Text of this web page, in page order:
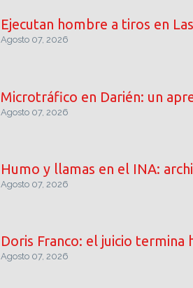
Ejecutan hombre a tiros en
Agosto 07, 2026
Microtráfico en Darién: un
Agosto 07, 2026
Humo y llamas en el INA:
Agosto 07, 2026
Doris Franco: el juicio
Agosto 07, 2026